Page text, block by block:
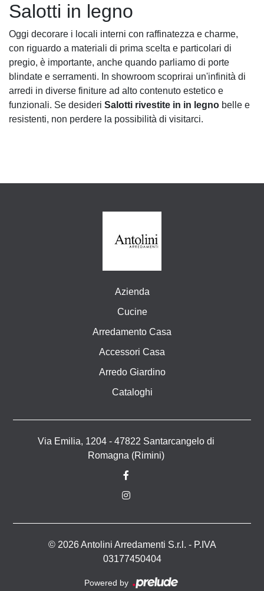
Salotti in legno
Oggi decorare i locali interni con raffinatezza e charme,
con riguardo a materiali di prima scelta e particolari di
pregio, è importante, anche quando parliamo di porte
blindate e serramenti. In showroom scoprirai un'infinità di
arredi in diverse finiture ad alto contenuto estetico e
funzionali. Se desideri Salotti rivestite in in legno belle e
resistenti, non perdere la possibilità di visitarci.
Azienda
Cucine
Arredamento Casa
Accessori Casa
Arredo Giardino
Cataloghi
Via Emilia, 1204 - 47822 Santarcangelo di
Romagna (Rimini)
© 2026 Antolini Arredamenti S.r.l. - P.IVA
03177450404
Powered by